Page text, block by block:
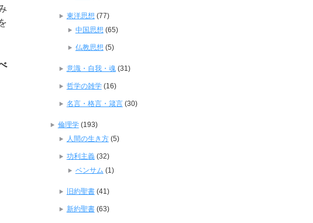
東洋思想 (77)
中国思想 (65)
仏教思想 (5)
意識・自我・魂(31)
哲学の雑学(16)
名言・格言・箴言(30)
倫理学(193)
人間の生き方(5)
功利主義(32)
ベンサム (1)
旧約聖書(41)
新約聖書(63)